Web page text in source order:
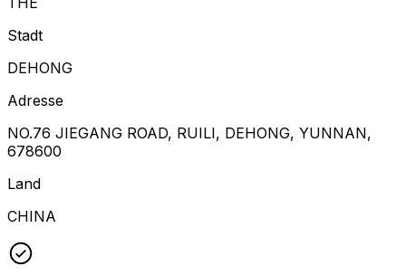
Stadt
DEHONG
Adresse
NO.76 JIEGANG ROAD, RUILI, DEHONG, YUNNAN,
678600
Land
CHINA